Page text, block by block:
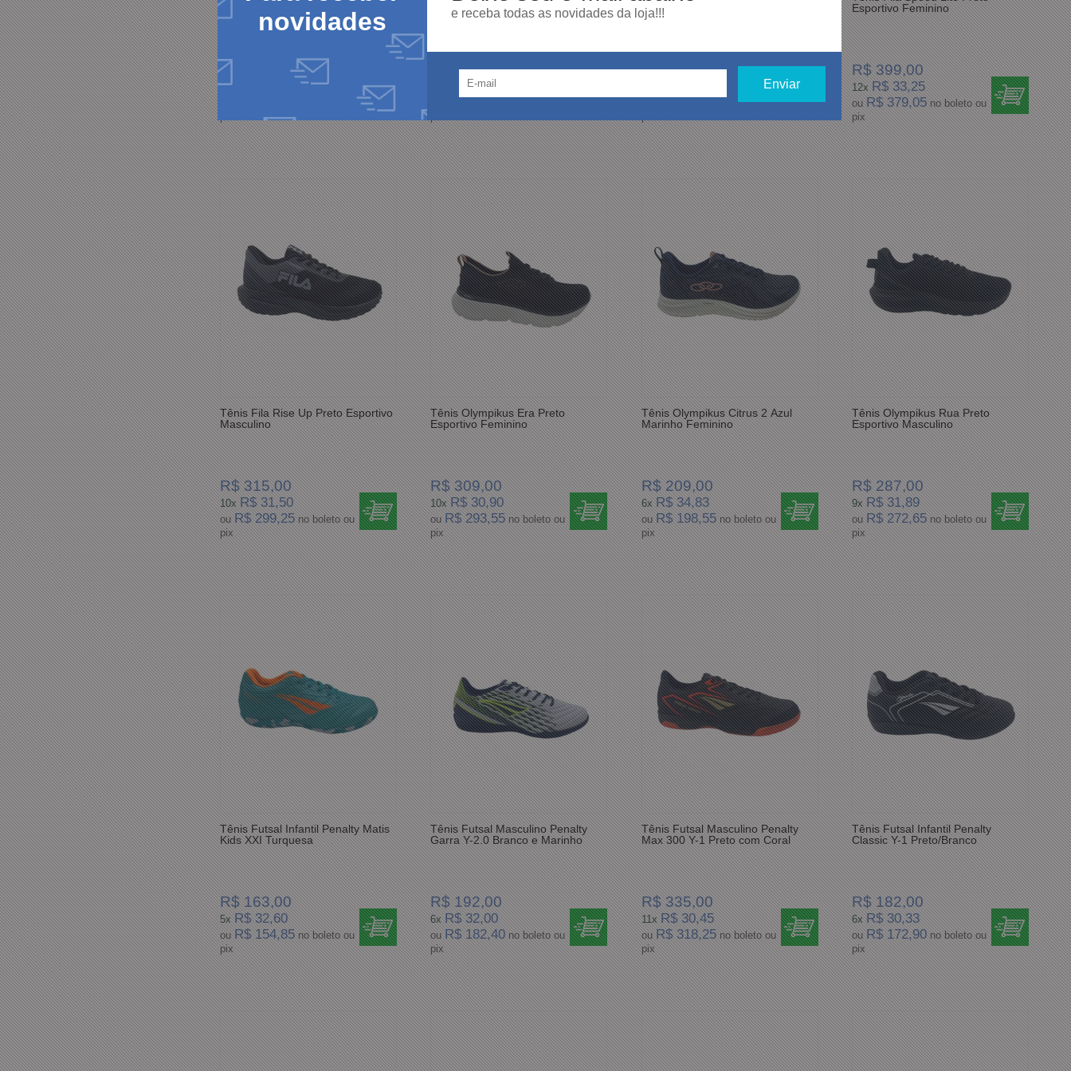
novidades
e receba todas as novidades da loja!!!
Dominator Club V Preto EVA
R$ 265,00
8x
Boleiro VI Preto
R$ 194,00
R$ 32,33
R$ 184,30
Esportivo Masculino
R$ 254,00
R$ 241,30
Esportivo Feminino
R$ 399,00
12x R$ 33,25
ou R$ 379,05 no boleto ou
pix
Tênis Fila Rise Up Preto Esportivo
Masculino
R$ 315,00
10x R$ 31,50
ou R$ 299,25 no boleto ou
pix
Tênis Olympikus Era Preto
Esportivo Feminino
R$ 309,00
10x R$ 30,90
ou R$ 293,55 no boleto ou
pix
Tênis Olympikus Citrus 2 Azul
Marinho Feminino
R$ 209,00
6x R$ 34,83
ou R$ 198,55 no boleto ou
pix
Tênis Olympikus Rua Preto
Esportivo Masculino
R$ 287,00
9x R$ 31,89
ou R$ 272,65 no boleto ou
pix
Tênis Futsal Infantil Penalty Matis
Kids XXI Turquesa
R$ 163,00
5x R$ 32,60
ou R$ 154,85 no boleto ou
pix
Tênis Futsal Masculino Penalty
Garra Y-2.0 Branco e Marinho
R$ 192,00
6x R$ 32,00
ou R$ 182,40 no boleto ou
pix
Tênis Futsal Masculino Penalty
Max 300 Y-1 Preto com Coral
R$ 335,00
11x R$ 30,45
ou R$ 318,25 no boleto ou
pix
Tênis Futsal Infantil Penalty
Classic Y-1 Preto/Branco
R$ 182,00
6x R$ 30,33
ou R$ 172,90 no boleto ou
pix